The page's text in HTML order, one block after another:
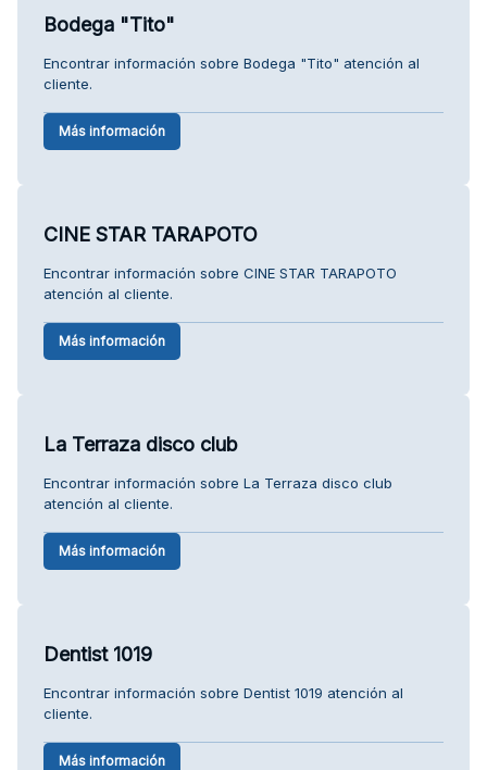
Bodega "Tito"
Encontrar información sobre Bodega "Tito" atención al
cliente.
Más información
CINE STAR TARAPOTO
Encontrar información sobre CINE STAR TARAPOTO
atención al cliente.
Más información
La Terraza disco club
Encontrar información sobre La Terraza disco club
atención al cliente.
Más información
Dentist 1019
Encontrar información sobre Dentist 1019 atención al
cliente.
Más información